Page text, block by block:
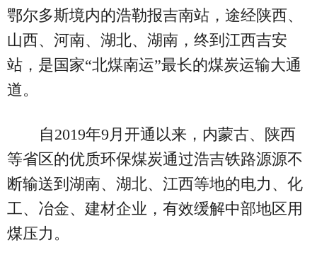
鄂尔多斯境内的浩勒报吉南站，途经陕西、
山西、河南、湖北、湖南，终到江西吉安
站，是国家“北煤南运”最长的煤炭运输大通
道。
自2019年9月开通以来，内蒙古、陕西
等省区的优质环保煤炭通过浩吉铁路源源不
断输送到湖南、湖北、江西等地的电力、化
工、冶金、建材企业，有效缓解中部地区用
煤压力。